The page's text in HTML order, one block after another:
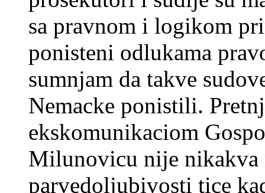
sa pravnom i logikom
ponisteni odlukama
sumnjam da takve
Nemacke ponistili.
ekskomunikaciom
Milunovicu nije
parvedoljubivosti tice